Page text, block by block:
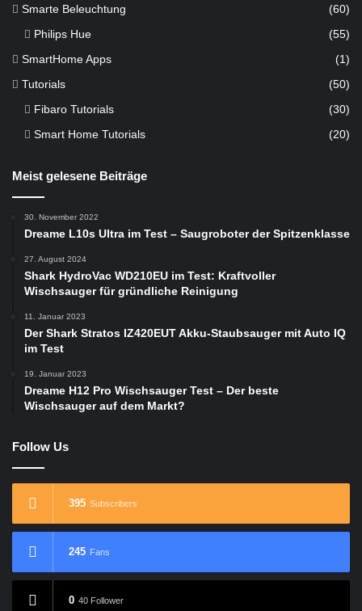
Smarte Beleuchtung (60)
Philips Hue (55)
SmartHome Apps (1)
Tutorials (50)
Fibaro Tutorials
(30)
Smart Home Tutorials
(20)
Meist gelesene Beiträge
30. November 2022
Dreame L10s Ultra im Test – Saugroboter der Spitzenklasse
27. August 2024
Shark HydroVac WD210EU im Test: Kraftvoller
Wischsauger für gründliche Reinigung
11. Januar 2023
Der Shark Stratos IZ420EUT Akku-Staubsauger mit Auto IQ
im Test
19. Januar 2023
Dreame H12 Pro Wischsauger Test – Der beste
Wischsauger auf dem Markt?
Follow Us
395 Subscribers
245 Fans
0 40 Follower